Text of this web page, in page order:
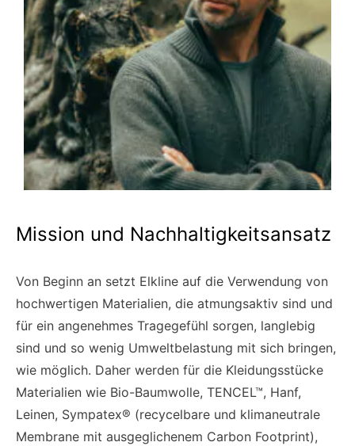
Mission und Nachhaltigkeitsansatz
Von Beginn an setzt Elkline auf die Verwendung von
hochwertigen Materialien, die atmungsaktiv sind und
für ein angenehmes Tragegefühl sorgen, langlebig
sind und so wenig Umweltbelastung mit sich bringen,
wie möglich. Daher werden für die Kleidungsstücke
Materialien wie Bio-Baumwolle, TENCEL™, Hanf,
Leinen, Sympatex® (recycelbare und klimaneutrale
Membrane mit ausgeglichenem Carbon Footprint),